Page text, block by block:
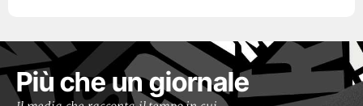
Più che un giornale